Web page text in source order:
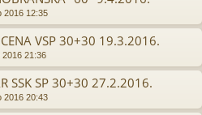
2016 12:35
CENA VSP 30+30 19.3.2016.
2016 21:36
SSK SP 30+30 27.2.2016.
2016 20:43